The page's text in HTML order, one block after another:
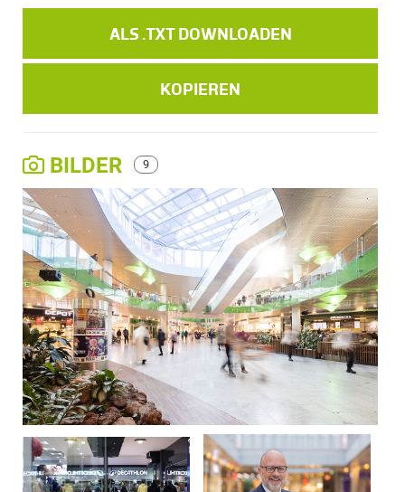
ALS .TXT DOWNLOADEN
KOPIEREN
BILDER 9